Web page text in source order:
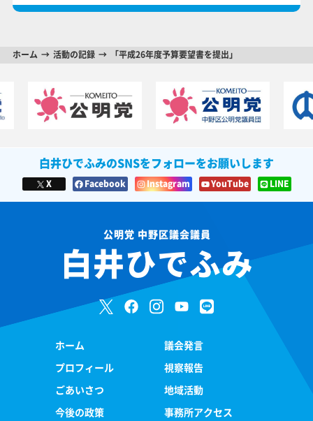
ホーム 活動の記録 「平成26年度予算要望書を提出」
白井ひでふみのSNSをフォローをお願いします
X Facebook Instagram YouTube LINE
ホーム
プロフィール
ごあいさつ
今後の政策
議会発言
視察報告
地域活動
事務所アクセス
公明党 中野区議会議員
白井ひでふみ